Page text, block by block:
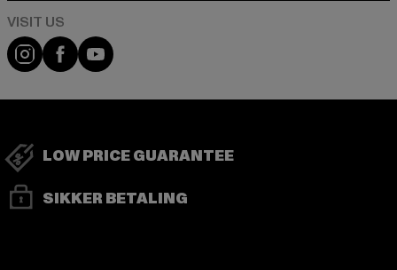
Visit our Instagram page:
Visit our Facebook page:
Visit our YouTube channel:
LOW PRICE GUARANTEE
SIKKER BETALING